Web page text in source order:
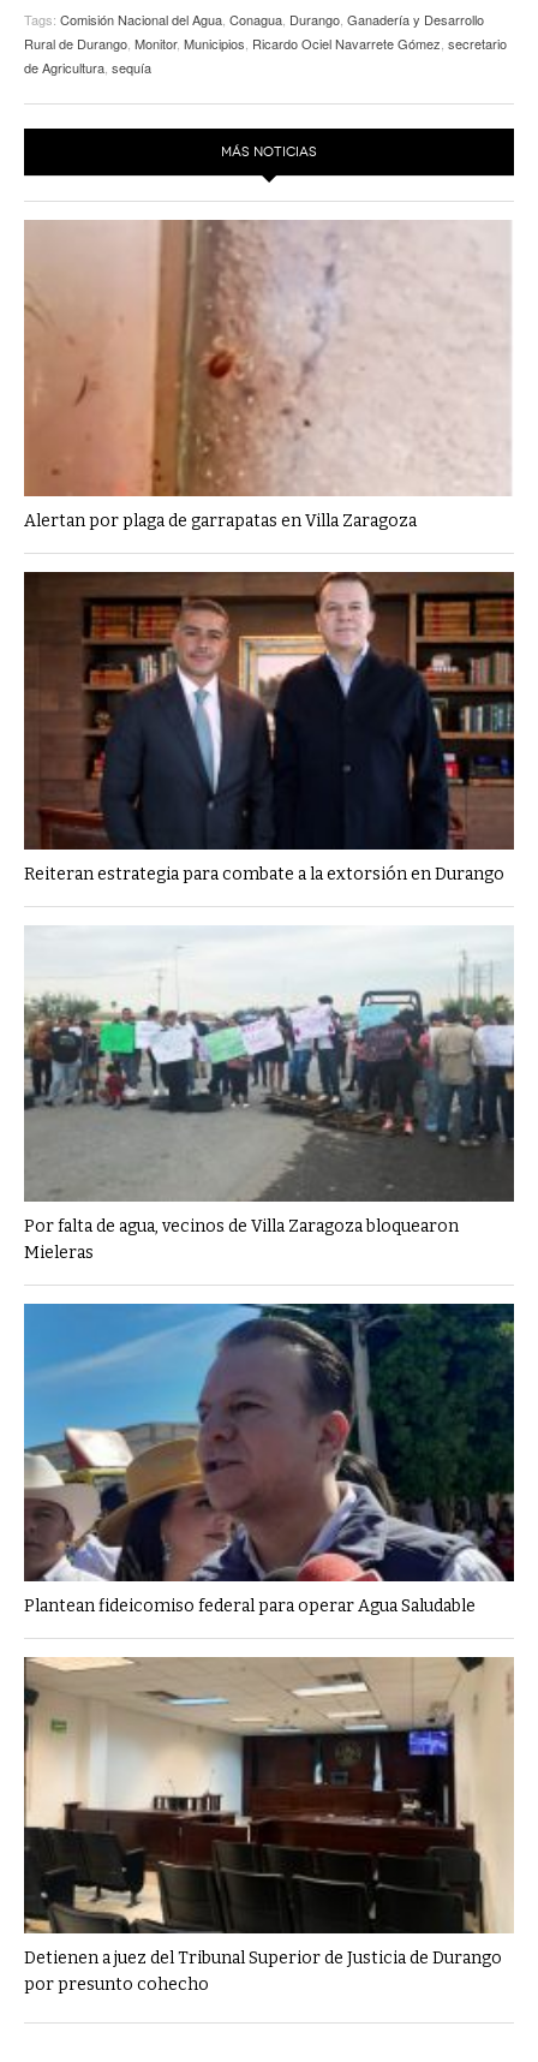
Tags: Comisión Nacional del Agua Conagua Durango Ganadería y Desarrollo
Rural de Durango Monitor, Municipios Ricardo Ociel Navarrete Gómez secretario
de Agricultura sequía
MÁS NOTICIAS
Alertan por plaga de garrapatas en Villa Zaragoza
Reiteran estrategia para combate a la extorsión en Durango
Por falta de agua, vecinos de Villa Zaragoza bloquearon
Mieleras
Plantean fideicomiso federal para operar Agua Saludable
Detienen a juez del Tribunal Superior de Justicia de Durango
por presunto cohecho